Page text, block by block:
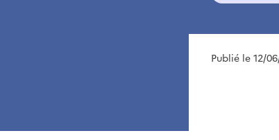
Publié le 12/